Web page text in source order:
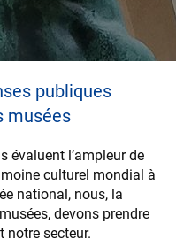
publiques
musées
évaluent l’ampleur de
culturel mondial à
national, nous, la
devons prendre
notre secteur.